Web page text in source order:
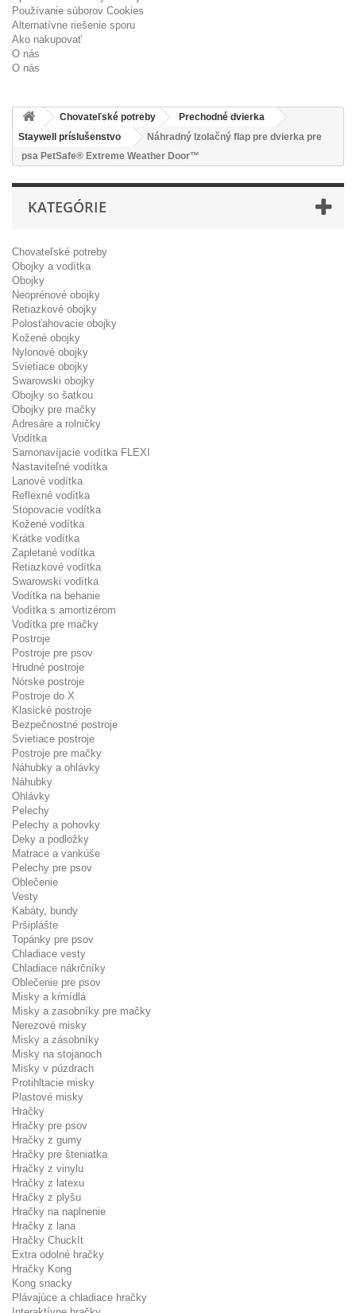
Používanie súborov Cookies
Alternatívne riešenie sporu
Ako nakupovať
O nás
O nás
Chovateľské potreby
Prechodné dvierka
Staywell príslušenstvo
Náhradný Izolačný flap pre dvierka pre
psa PetSafe® Extreme Weather Door™
KATEGÓRIE
Chovateľské potreby
Obojky a vodítka
Obojky
Neoprénové obojky
Retiazkové obojky
Polosťahovacie obojky
Kožené obojky
Nylonové obojky
Svietiace obojky
Swarowski obojky
Obojky so šatkou
Obojky pre mačky
Adresáre a rolničky
Vodítka
Samonavíjacie vodítka FLEXI
Nastaviteľné vodítka
Lanové vodítka
Reflexné vodítka
Stopovacie vodítka
Kožené vodítka
Krátke vodítka
Zapletané vodítka
Retiazkové vodítka
Swarowski vodítka
Vodítka na behanie
Vodítka s amortizérom
Vodítka pre mačky
Postroje
Postroje pre psov
Hrudné postroje
Nórske postroje
Postroje do X
Klasické postroje
Bezpečnostné postroje
Svietiace postroje
Postroje pre mačky
Náhubky a ohlávky
Náhubky
Ohlávky
Pelechy
Pelechy a pohovky
Deky a podložky
Matrace a vankúše
Pelechy pre psov
Oblečenie
Vesty
Kabáty, bundy
Pršiplášte
Topánky pre psov
Chladiace vesty
Chladiace nákrčníky
Oblečenie pre psov
Misky a kŕmídlá
Misky a zasobníky pre mačky
Nerezové misky
Misky a zásobníky
Misky na stojanoch
Misky v púzdrach
Protihltacie misky
Plastové misky
Hračky
Hračky pre psov
Hračky z gumy
Hračky pre šteniatka
Hračky z vinylu
Hračky z latexu
Hračky z plyšu
Hračky na naplnenie
Hračky z lana
Hračky ChuckIt
Extra odolné hračky
Hračky Kong
Kong snacky
Plávajúce a chladiace hračky